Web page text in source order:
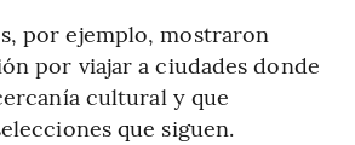
por ejemplo, mostraron
por viajar a ciudades donde
cultural y que
que siguen.